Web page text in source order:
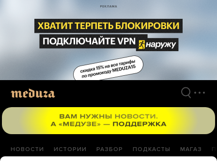
материалам
НОВОСТИ ИСТОРИИ РАЗБОР ПОДКАСТЫ МАГАЗ